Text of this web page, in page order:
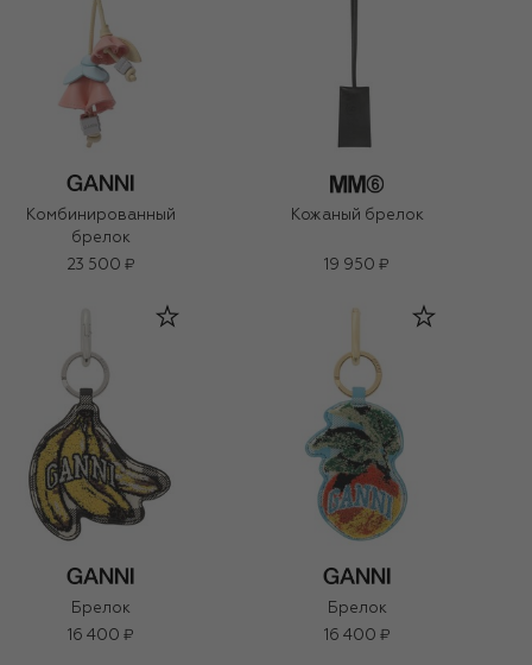
Комбинированный
брелок
23 500 ₽
Кожаный брелок
19 950 ₽
Брелок
16 400 ₽
Брелок
16 400 ₽